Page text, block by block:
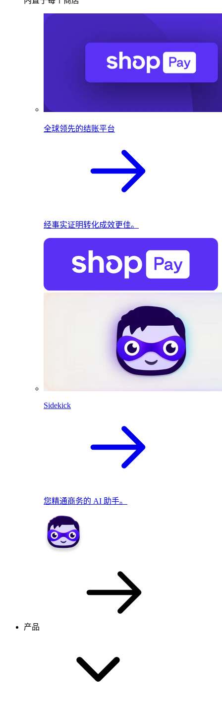
全球领先的结账平台
经事实证明转化成效更佳。
Sidekick
您精通商务的 AI 助手。
产品